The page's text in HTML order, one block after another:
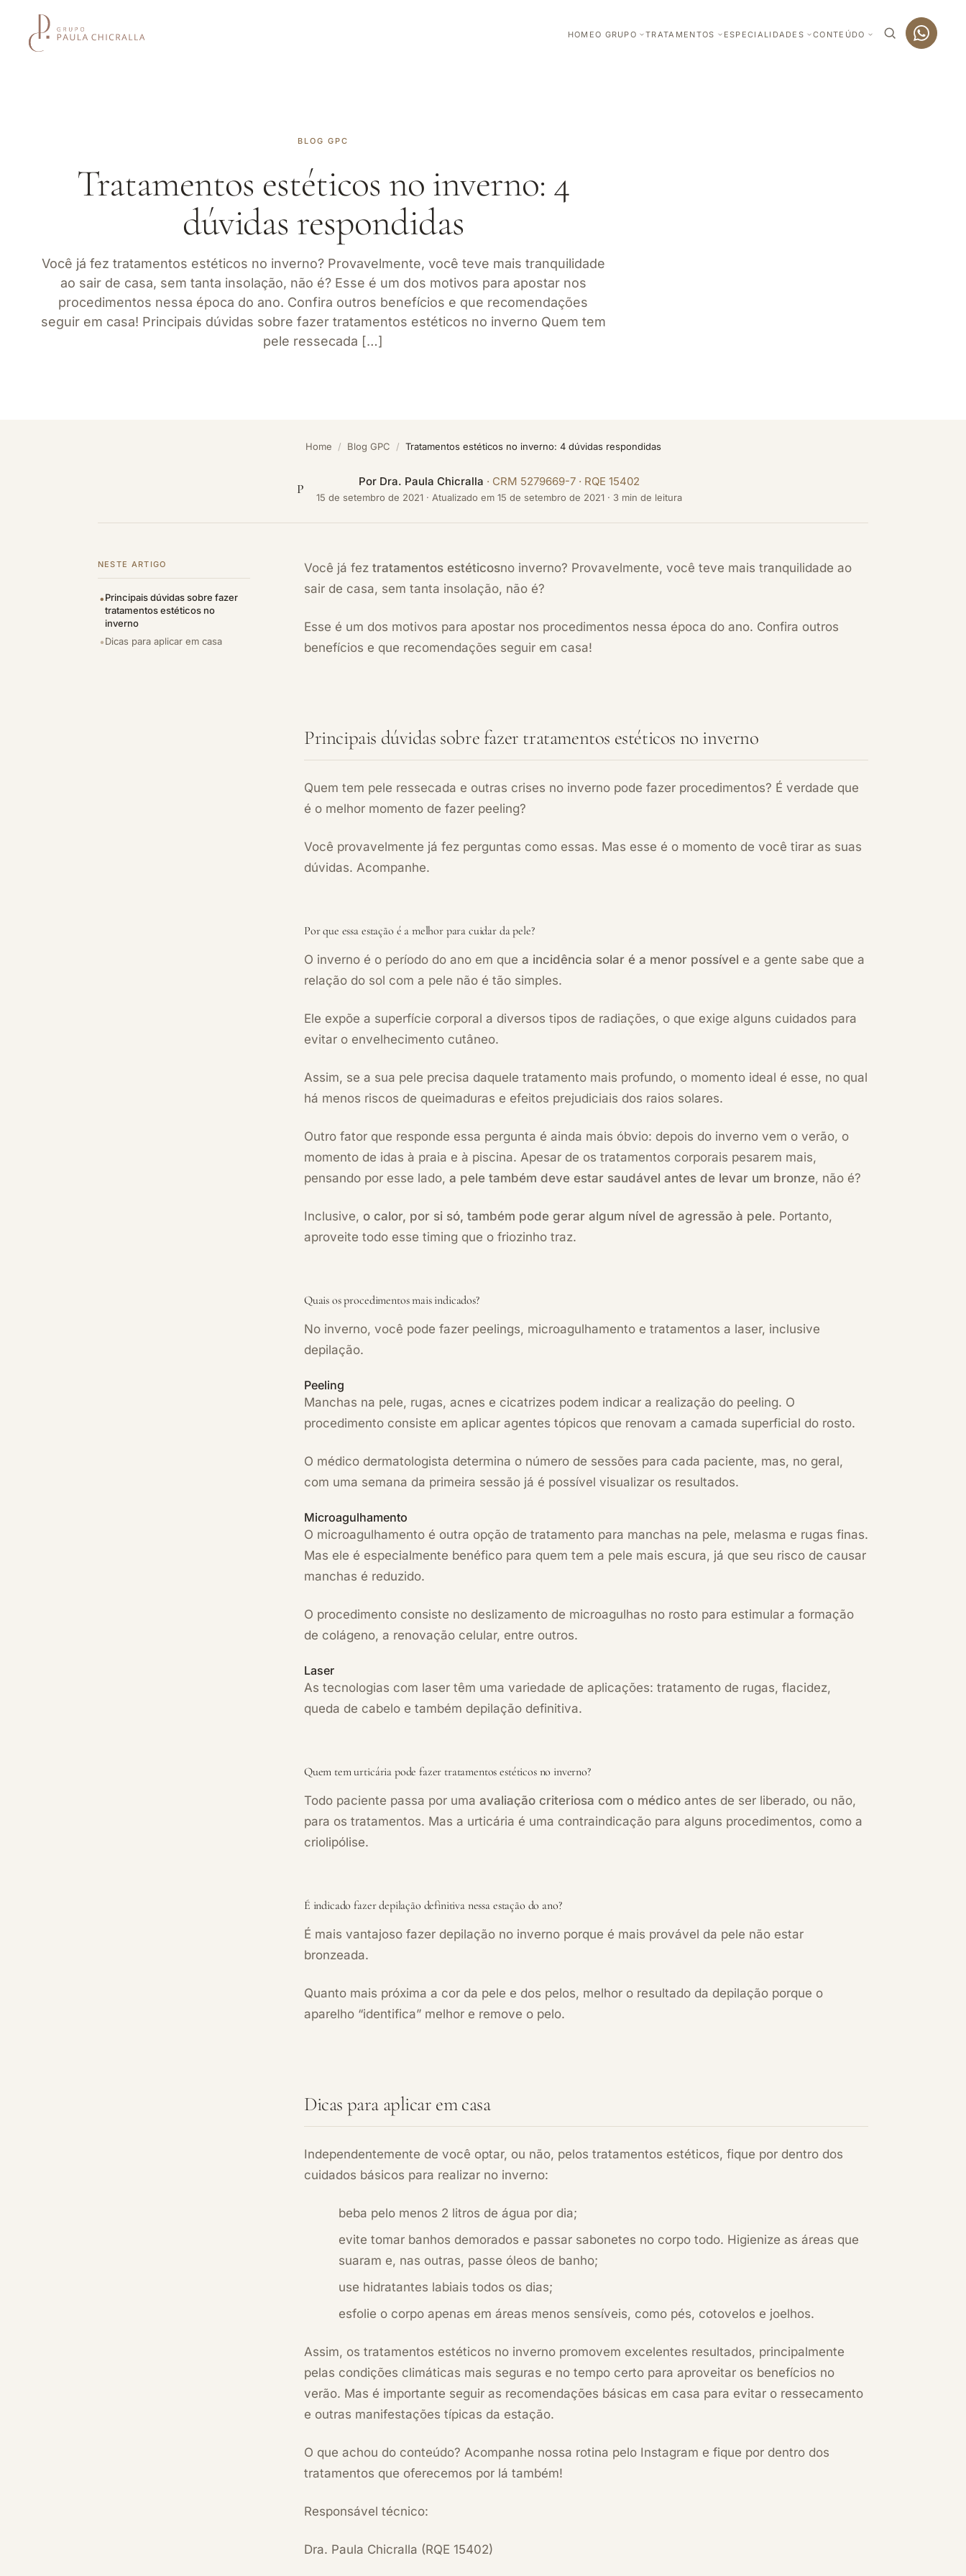
HOMEO GRUPO TRATAMENTOS ESPECIALIDADES CONTEÚDO
BLOG GPC
Tratamentos estéticos no inverno: 4
dúvidas respondidas
Você já fez tratamentos estéticos no inverno? Provavelmente, você teve mais tranquilidade
ao sair de casa, sem tanta insolação, não é? Esse é um dos motivos para apostar nos
procedimentos nessa época do ano. Confira outros benefícios e que recomendações
seguir em casa! Principais dúvidas sobre fazer tratamentos estéticos no inverno Quem tem
pele ressecada […]
Home / Blog GPC / Tratamentos estéticos no inverno: 4 dúvidas respondidas
P
Por Dra. Paula Chicralla · CRM 5279669-7 · RQE 15402
15 de setembro de 2021 · Atualizado em 15 de setembro de 2021 · 3 min de leitura
NESTE ARTIGO
Principais dúvidas sobre fazer
tratamentos estéticos no
inverno
Dicas para aplicar em casa
Você já fez tratamentos estéticosno inverno? Provavelmente, você teve mais tranquilidade ao
sair de casa, sem tanta insolação, não é?
Esse é um dos motivos para apostar nos procedimentos nessa época do ano. Confira outros
benefícios e que recomendações seguir em casa!
Principais dúvidas sobre fazer tratamentos estéticos no inverno
Quem tem pele ressecada e outras crises no inverno pode fazer procedimentos? É verdade que
é o melhor momento de fazer peeling?
Você provavelmente já fez perguntas como essas. Mas esse é o momento de você tirar as suas
dúvidas. Acompanhe.
Por que essa estação é a melhor para cuidar da pele?
O inverno é o período do ano em que a incidência solar é a menor possível e a gente sabe que a
relação do sol com a pele não é tão simples.
Ele expõe a superfície corporal a diversos tipos de radiações, o que exige alguns cuidados para
evitar o envelhecimento cutâneo.
Assim, se a sua pele precisa daquele tratamento mais profundo, o momento ideal é esse, no qual
há menos riscos de queimaduras e efeitos prejudiciais dos raios solares.
Outro fator que responde essa pergunta é ainda mais óbvio: depois do inverno vem o verão, o
momento de idas à praia e à piscina. Apesar de os tratamentos corporais pesarem mais,
pensando por esse lado, a pele também deve estar saudável antes de levar um bronze, não é?
Inclusive, o calor, por si só, também pode gerar algum nível de agressão à pele. Portanto,
aproveite todo esse timing que o friozinho traz.
Quais os procedimentos mais indicados?
No inverno, você pode fazer peelings, microagulhamento e tratamentos a laser, inclusive
depilação.
Peeling
Manchas na pele, rugas, acnes e cicatrizes podem indicar a realização do peeling. O
procedimento consiste em aplicar agentes tópicos que renovam a camada superficial do rosto.
O médico dermatologista determina o número de sessões para cada paciente, mas, no geral,
com uma semana da primeira sessão já é possível visualizar os resultados.
Microagulhamento
O microagulhamento é outra opção de tratamento para manchas na pele, melasma e rugas finas.
Mas ele é especialmente benéfico para quem tem a pele mais escura, já que seu risco de causar
manchas é reduzido.
O procedimento consiste no deslizamento de microagulhas no rosto para estimular a formação
de colágeno, a renovação celular, entre outros.
Laser
As tecnologias com laser têm uma variedade de aplicações: tratamento de rugas, flacidez,
queda de cabeloe também depilação definitiva.
Quem tem urticária pode fazer tratamentos estéticos no inverno?
Todo paciente passa por uma avaliação criteriosa com o médicoantes de ser liberado, ou não,
para os tratamentos. Mas a urticária é uma contraindicação para alguns procedimentos, como a
criolipólise.
É indicado fazer depilação definitiva nessa estação do ano?
É mais vantajoso fazer depilação no inverno porque é mais provável da pele não estar
bronzeada.
Quanto mais próxima a cor da pele e dos pelos, melhor o resultado da depilação porque o
aparelho “identifica” melhor e remove o pelo.
Dicas para aplicar em casa
Independentemente de você optar, ou não, pelos tratamentos estéticos, fique por dentro dos
cuidados básicos para realizar no inverno:
beba pelo menos 2 litros de água por dia;
evite tomar banhos demorados e passar sabonetes no corpo todo. Higienize as áreas que
suaram e, nas outras, passe óleos de banho;
use hidratantes labiais todos os dias;
esfolie o corpo apenas em áreas menos sensíveis, como pés, cotovelos e joelhos.
Assim, os tratamentos estéticos no inverno promovem excelentes resultados, principalmente
pelas condições climáticas mais seguras e no tempo certo para aproveitar os benefícios no
verão. Mas é importante seguir as recomendações básicas em casa para evitar o ressecamento
e outras manifestações típicas da estação.
O que achou do conteúdo? Acompanhe nossa rotina pelo Instagram e fique por dentro dos
tratamentos que oferecemos por lá também!
Responsável técnico:
Dra. Paula Chicralla (RQE 15402)